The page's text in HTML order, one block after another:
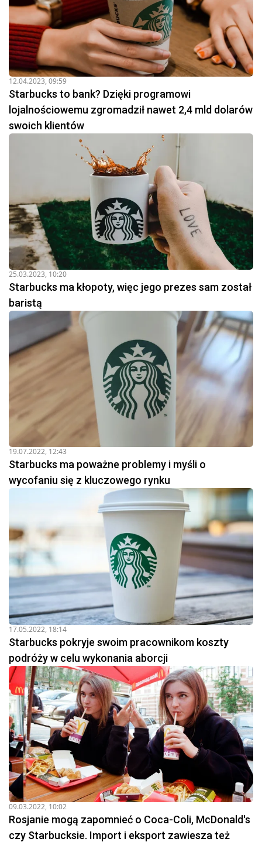
12.04.2023, 09:59
Starbucks to bank? Dzięki programowi
lojalnościowemu zgromadził nawet 2,4 mld dolarów
swoich klientów
25.03.2023, 10:20
Starbucks ma kłopoty, więc jego prezes sam został
baristą
19.07.2022, 12:43
Starbucks ma poważne problemy i myśli o
wycofaniu się z kluczowego rynku
17.05.2022, 18:14
Starbucks pokryje swoim pracownikom koszty
podróży w celu wykonania aborcji
09.03.2022, 10:02
Rosjanie mogą zapomnieć o Coca-Coli, McDonald's
czy Starbucksie. Import i eksport zawiesza też